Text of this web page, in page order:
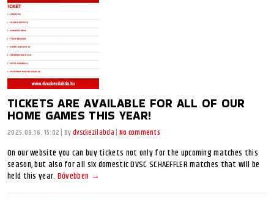
TICKETS ARE AVAILABLE FOR ALL OF OUR
HOME GAMES THIS YEAR!
2025.09.16. 15:02 Bydvsckezilabda No comments
On our website you can buy tickets not only for the upcoming matches this
season, but also for all six domestic DVSC SCHAEFFLER matches that will be
held this year. Bővebben →